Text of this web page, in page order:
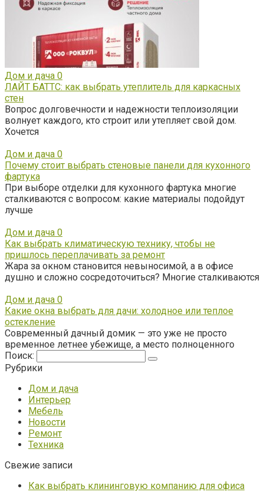
Дом и дача 0
ЛАЙТ БАТТС: как выбрать утеплитель для каркасных
стен
Вопрос долговечности и надежности теплоизоляции
волнует каждого, кто строит или утепляет свой дом.
Хочется
Дом и дача 0
Почему стоит выбрать стеновые панели для кухонного
фартука
При выборе отделки для кухонного фартука многие
сталкиваются с вопросом: какие материалы подойдут
лучше
Дом и дача 0
Как выбрать климатическую технику, чтобы не
пришлось переплачивать за ремонт
Жара за окном становится невыносимой, а в офисе
душно и сложно сосредоточиться? Многие сталкиваются
Дом и дача 0
Какие окна выбрать для дачи: холодное или теплое
остекление
Современный дачный домик — это уже не просто
временное летнее убежище, а место полноценного
Поиск:
Рубрики
Дом и дача
Интерьер
Мебель
Новости
Ремонт
Техника
Свежие записи
Как выбрать клининговую компанию для офиса